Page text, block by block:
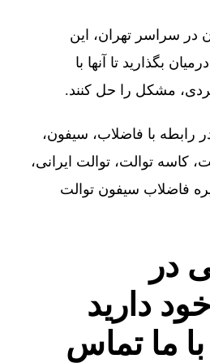
در سراسر تهران، این
بگذارید تا آنها با
مشکل را حل کنند.
رابطه با فاضلاب، سیفون،
کاسه توالت، توالت ایرانی،
فاضلاب سیفون توالت
در
دارید
ما تماس